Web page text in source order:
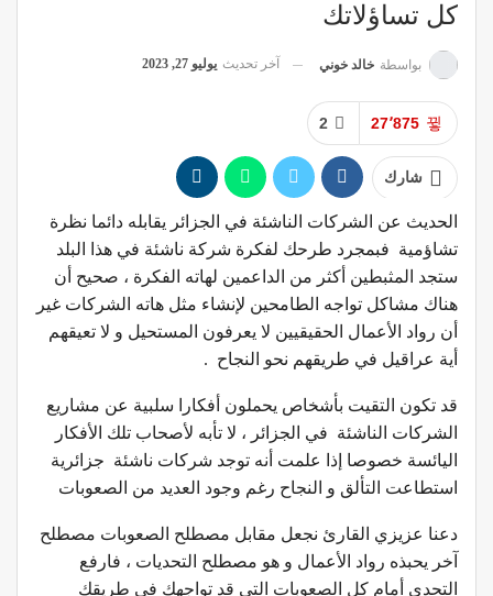
كل تساؤلاتك
بواسطة خالد خوني آخر تحديث يوليو 27, 2023
2 27٬875
شارك
الحديث عن الشركات الناشئة في الجزائر يقابله دائما نظرة
تشاؤمية فبمجرد طرحك لفكرة شركة ناشئة في هذا البلد
ستجد المثبطين أكثر من الداعمين لهاته الفكرة ، صحيح أن
هناك مشاكل تواجه الطامحين لإنشاء مثل هاته الشركات غير
أن رواد الأعمال الحقيقيين لا يعرفون المستحيل و لا تعيقهم
أية عراقيل في طريقهم نحو النجاح .
قد تكون التقيت بأشخاص يحملون أفكارا سلبية عن مشاريع
الشركات الناشئة في الجزائر ، لا تأبه لأصحاب تلك الأفكار
اليائسة خصوصا إذا علمت أنه توجد شركات ناشئة جزائرية
استطاعت التألق و النجاح رغم وجود العديد من الصعوبات
دعنا عزيزي القارئ نجعل مقابل مصطلح الصعوبات مصطلح
آخر يحبذه رواد الأعمال و هو مصطلح التحديات ، فارفع
التحدي أمام كل الصعوبات التي قد تواجهك في طريقك